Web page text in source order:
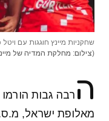
שחקניות מיינץ חוגגות עם
(צילום: מחלקת המדיה של
הרבה גבות
מאלופת ישראל,